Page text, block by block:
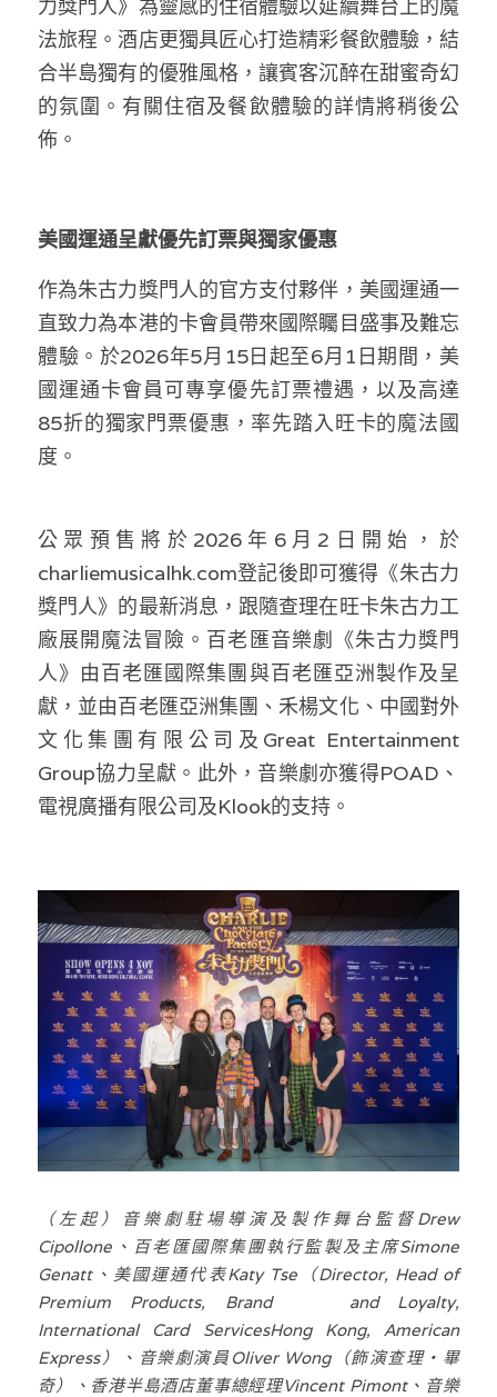
力獎門人》為靈感的住宿體驗以延續舞台上的魔
法旅程。酒店更獨具匠心打造精彩餐飲體驗，結
合半島獨有的優雅風格，讓賓客沉醉在甜蜜奇幻
的氛圍。有關住宿及餐飲體驗的詳情將稍後公
佈。
美國運通呈獻優先訂票與獨家優惠
作為朱古力獎門人的官方支付夥伴，美國運通一
直致力為本港的卡會員帶來國際矚目盛事及難忘
體驗。於2026年5月15日起至6月1日期間，美
國運通卡會員可專享優先訂票禮遇，以及高達
85折的獨家門票優惠，率先踏入旺卡的魔法國
度。
公眾預售將於2026年6月2日開始，於
charliemusicalhk.com登記後即可獲得《朱古力
獎門人》的最新消息，跟隨查理在旺卡朱古力工
廠展開魔法冒險。百老匯音樂劇《朱古力獎門
人》由百老匯國際集團與百老匯亞洲製作及呈
獻，並由百老匯亞洲集團、禾楊文化、中國對外
文化集團有限公司及Great Entertainment
Group協力呈獻。此外，音樂劇亦獲得POAD、
電視廣播有限公司及Klook的支持。
（左起）音樂劇駐場導演及製作舞台監督Drew
Cipollone、百老匯國際集團執行監製及主席Simone
Genatt、美國運通代表Katy Tse（Director, Head of
Premium Products, Brand    and Loyalty,
International Card ServicesHong Kong, American
Express）、音樂劇演員Oliver Wong（飾演查理・畢
奇）、香港半島酒店董事總經理Vincent Pimont、音樂